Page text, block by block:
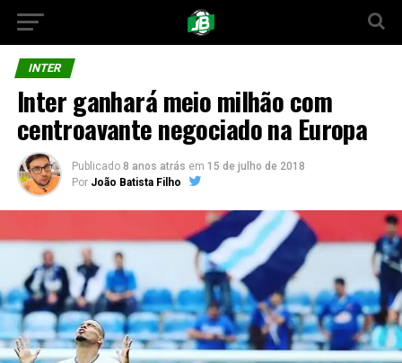
INTER
Inter ganhará meio milhão com
centroavante negociado na Europa
Publicado 8 anos atrás em 15 de julho de 2018
Por João Batista Filho